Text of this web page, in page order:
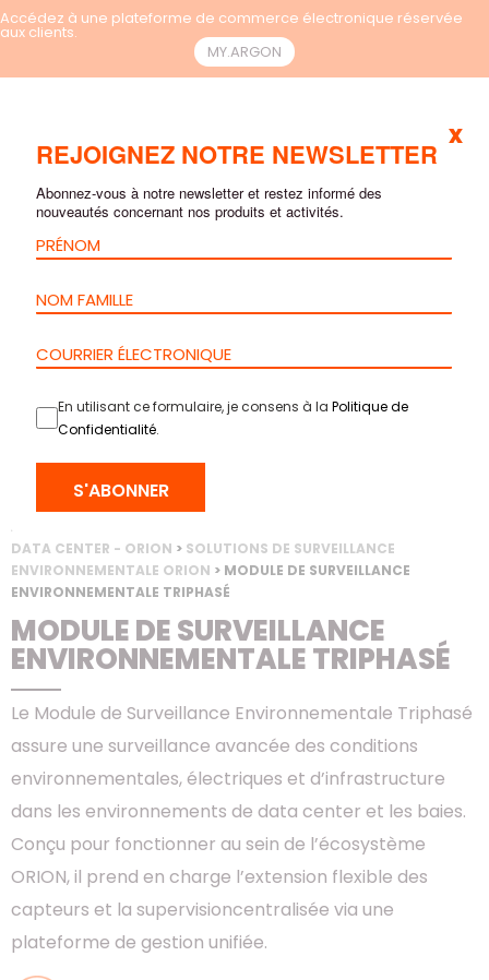
Accédez à une plateforme de commerce électronique réservée
aux clients.
MY.ARGON
ACCUEIL
DATA CENTER - ORION > SOLUTIONS DE SURVEILLANCE
ENVIRONNEMENTALE ORION > MODULE DE SURVEILLANCE
ENVIRONNEMENTALE TRIPHASÉ
MODULE DE SURVEILLANCE
ENVIRONNEMENTALE TRIPHASÉ
Le Module de Surveillance Environnementale Triphasé
assure une surveillance avancée des conditions
environnementales, électriques et d’infrastructure
dans les environnements de data center et les baies.
Conçu pour fonctionner au sein de l’écosystème
ORION, il prend en charge l’extension flexible des
capteurs et la supervisioncentralisée via une
plateforme de gestion unifiée.
REJOIGNEZ NOTRE NEWSLETTER
Abonnez-vous à notre newsletter et restez informé des
nouveautés concernant nos produits et activités.
En utilisant ce formulaire, je consens à la Politique de
Confidentialité.
S'ABONNER
x